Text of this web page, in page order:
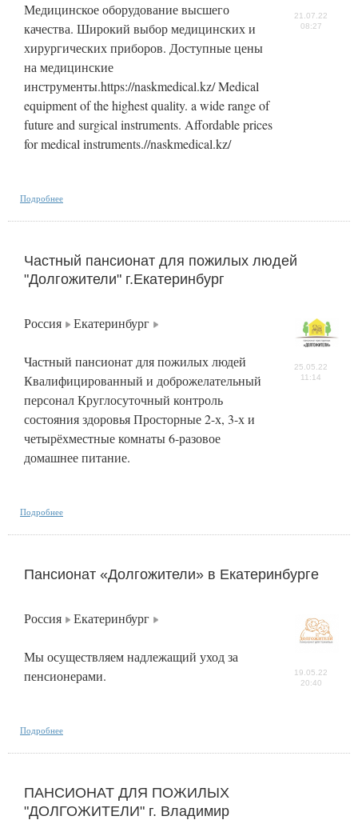
Медицинское оборудование высшего
качества. Широкий выбор медицинских и
хирургических приборов. Доступные цены
на медицинские
инструменты.https://naskmedical.kz/ Medical
equipment of the highest quality. a wide range of
future and surgical instruments. Affordable prices
for medical instruments.//naskmedical.kz/
21.07.22
08:27
Подробнее
Частный пансионат для пожилых людей
"Долгожители" г.Екатеринбург
Россия Екатеринбург
Частный пансионат для пожилых людей
Квалифицированный и доброжелательный
персонал Круглосуточный контроль
состояния здоровья Просторные 2-х, 3-х и
четырёхместные комнаты 6-разовое
домашнее питание.
25.05.22
11:14
Подробнее
Пансионат «Долгожители» в Екатеринбурге
Россия Екатеринбург
Мы осуществляем надлежащий уход за
пенсионерами.
19.05.22
20:40
Подробнее
ПАНСИОНАТ ДЛЯ ПОЖИЛЫХ
"ДОЛГОЖИТЕЛИ" г. Владимир